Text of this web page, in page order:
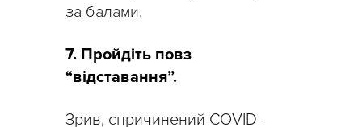
за балами.
7. Пройдіть повз
“відставання”.
Зрив, спричинений COVID-